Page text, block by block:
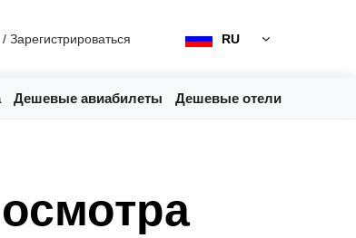
/ Зарегистрироваться RU
Дешевые авиабилеты Дешевые отели